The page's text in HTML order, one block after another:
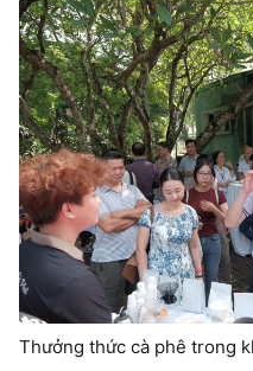
Thưởng thức cà phê trong